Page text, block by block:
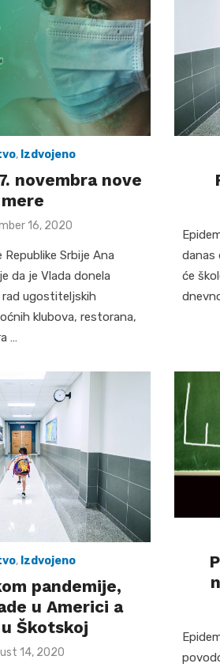
, Izdvojeno
novembra nove
mere
16, 2020
Srbije Ana
da je Vlada donela
rad ugostiteljskih
klubova, restorana,
…
danas
će
, Izdvojeno
pandemije,
u Americi a
Škotskoj
14, 2020